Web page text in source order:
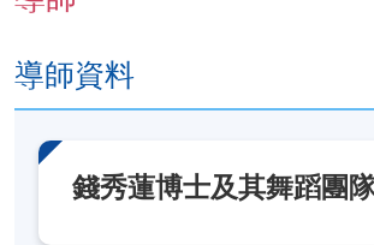
導師資料
錢秀蓮博士及其舞蹈團